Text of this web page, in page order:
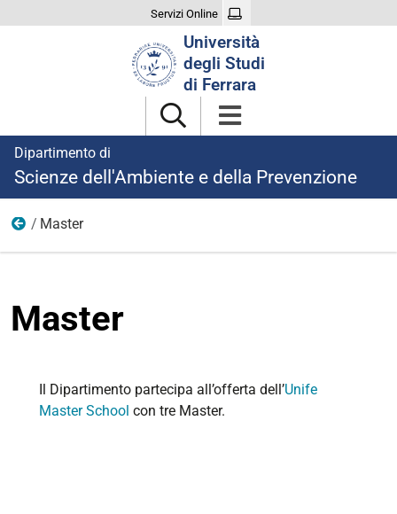
Servizi Online
Università
degli Studi
di Ferrara
Dipartimento di
Scienze dell'Ambiente e della Prevenzione
Alta Formazione
Master
Master
Il Dipartimento partecipa all’offerta dell’Unife
Master School con tre Master.